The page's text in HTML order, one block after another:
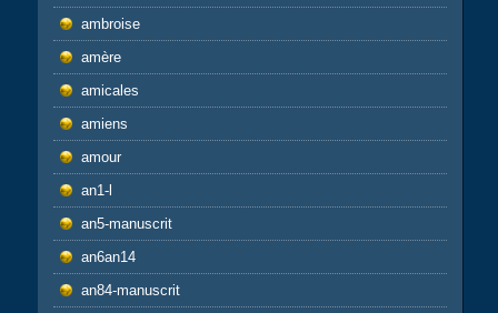
ambroise
amère
amicales
amiens
amour
an1-l
an5-manuscrit
an6an14
an84-manuscrit